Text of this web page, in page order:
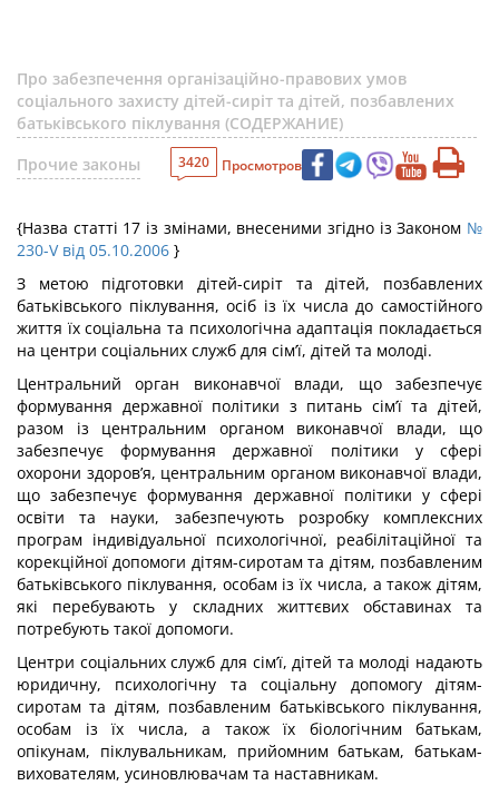
Про забезпечення організаційно-правових умов
соціального захисту дітей-сиріт та дітей, позбавлених
батьківського піклування (СОДЕРЖАНИЕ)
Прочие законы
3420 Просмотров
{Назва статті 17 із змінами, внесеними згідно із Законом №
230-V від 05.10.2006 }
З метою підготовки дітей-сиріт та дітей, позбавлених
батьківського піклування, осіб із їх числа до самостійного
життя їх соціальна та психологічна адаптація покладається
на центри соціальних служб для сім’ї, дітей та молоді.
Центральний орган виконавчої влади, що забезпечує
формування державної політики з питань сім’ї та дітей,
разом із центральним органом виконавчої влади, що
забезпечує формування державної політики у сфері
охорони здоров’я, центральним органом виконавчої влади,
що забезпечує формування державної політики у сфері
освіти та науки, забезпечують розробку комплексних
програм індивідуальної психологічної, реабілітаційної та
корекційної допомоги дітям-сиротам та дітям, позбавленим
батьківського піклування, особам із їх числа, а також дітям,
які перебувають у складних життєвих обставинах та
потребують такої допомоги.
Центри соціальних служб для сім’ї, дітей та молоді надають
юридичну, психологічну та соціальну допомогу дітям-
сиротам та дітям, позбавленим батьківського піклування,
особам із їх числа, а також їх біологічним батькам,
опікунам, піклувальникам, прийомним батькам, батькам-
вихователям, усиновлювачам та наставникам.